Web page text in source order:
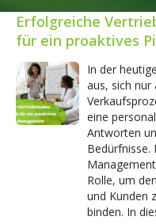
Erfolgreiche
für ein proaktives
In der
aus, sich nur
eine
Antworten
Bedürfnisse.
Rolle, um
und Kunden
binden. In